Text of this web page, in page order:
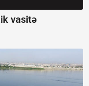
vasitə